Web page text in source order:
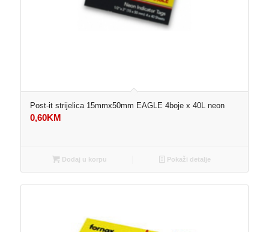
Post-it strijelica 15mmx50mm EAGLE 4boje x 40L neon
0,60KM
Dodaj u korpu Pokaži detalje